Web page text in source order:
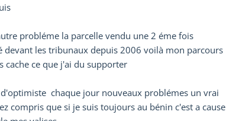
probléme la parcelle vendu une 2 éme fois
devant les tribunaux depuis 2006 voilà mon parcours
cache ce que j'ai du supporter
chaque jour nouveaux problémes un vrai
compris que si je suis toujours au bénin c'est a cause